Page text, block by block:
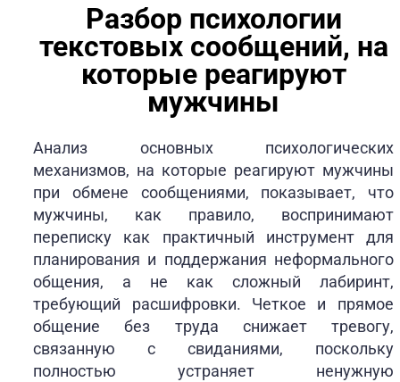
Разбор психологии
текстовых сообщений, на
которые реагируют
мужчины
Анализ основных психологических
механизмов, на которые реагируют мужчины
при обмене сообщениями, показывает, что
мужчины, как правило, воспринимают
переписку как практичный инструмент для
планирования и поддержания неформального
общения, а не как сложный лабиринт,
требующий расшифровки. Четкое и прямое
общение без труда снижает тревогу,
связанную с свиданиями, поскольку
полностью устраняет ненужную